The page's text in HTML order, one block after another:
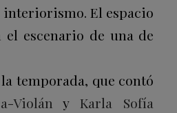
El espacio
el escenario de una de
temporada, que contó
Violán y Karla Sofía